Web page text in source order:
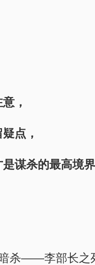
，
点，
谋杀的最高境
杀——李部长之